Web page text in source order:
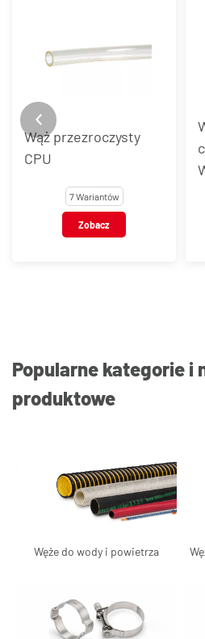
Wąż przezroczysty
CPU
7 Wariantów
Zobacz
Popularne kategorie i
produktowe
Węże do wody i powietrza